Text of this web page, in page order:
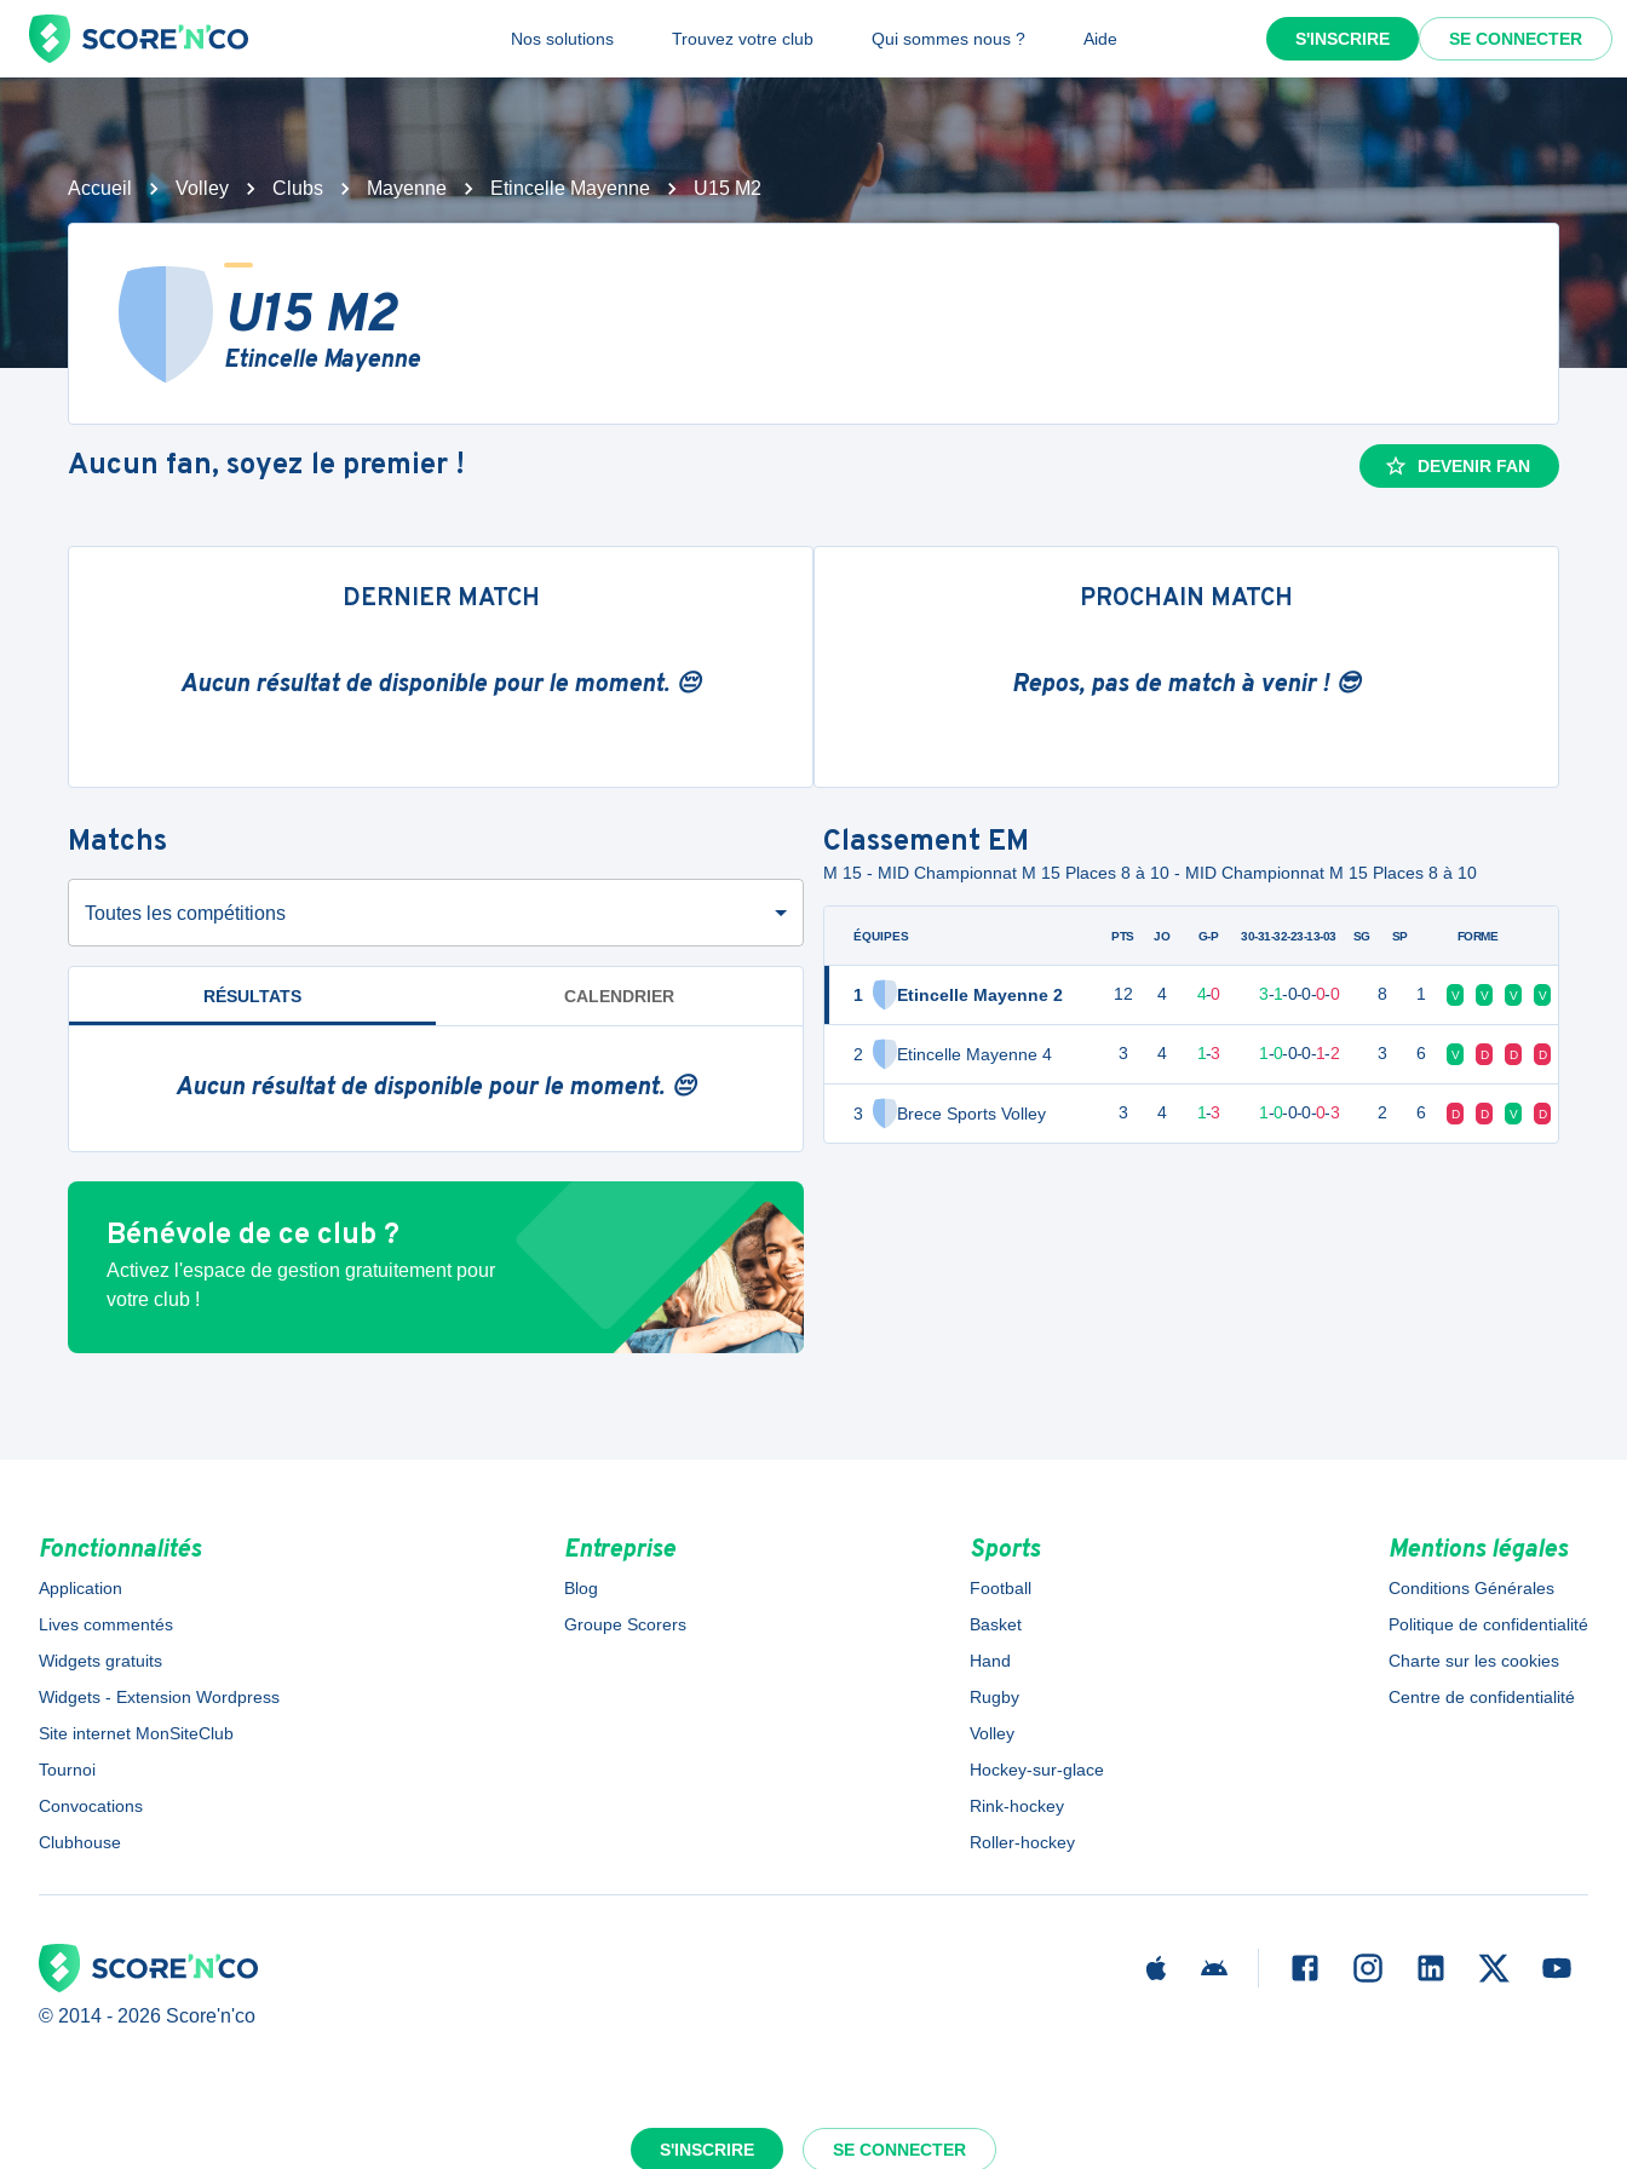
Nos solutions Trouvez votre club Qui sommes nous ? Aide S'INSCRIRE SE CONNECTER
S'INSCRIRE SE CONNECTER
Accueil Volley Clubs Mayenne Etincelle Mayenne U15 M2
U15 M2
Etincelle Mayenne
Aucun fan, soyez le premier ! DEVENIR FAN
DERNIER MATCH
Aucun résultat de disponible pour le moment. 😔
PROCHAIN MATCH
Repos, pas de match à venir ! 😎
Matchs
Toutes les compétitions
RÉSULTATS CALENDRIER
Aucun résultat de disponible pour le moment. 😔
Bénévole de ce club ?
Activez l'espace de gestion gratuitement pour
votre club !
Classement EM
M 15 - MID Championnat M 15 Places 8 à 10 - MID Championnat M 15 Places 8 à 10
ÉQUIPES
1 Etincelle Mayenne 2
2 Etincelle Mayenne 4
3 Brece Sports Volley
PTS JO G-P 30-31-32-23-13-03 SG SP FORME
12 4 4-0 3-1-0-0-0-0 8 1 V V V V
3 4 1-3 1-0-0-0-1-2 3 6 V D D D
3 4 1-3 1-0-0-0-0-3 2 6 D D V D
Fonctionnalités
Application
Lives commentés
Widgets gratuits
Widgets - Extension Wordpress
Site internet MonSiteClub
Tournoi
Convocations
Clubhouse
Entreprise
Blog
Groupe Scorers
Sports
Football
Basket
Hand
Rugby
Volley
Hockey-sur-glace
Rink-hockey
Roller-hockey
Mentions légales
Conditions Générales
Politique de confidentialité
Charte sur les cookies
Centre de confidentialité
© 2014 - 2026 Score'n'co